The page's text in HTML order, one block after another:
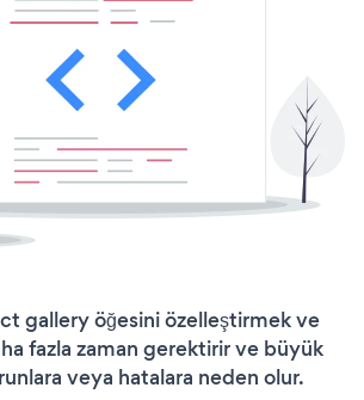
gallery öğesini özelleştirmek ve
fazla zaman gerektirir ve büyük
veya hatalara neden olur.